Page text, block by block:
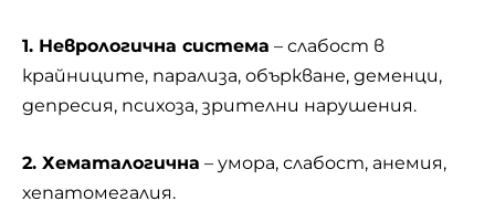
1. Неврологична система – слабост в
крайниците, парализа, объркване, деменци,
депресия, психоза, зрителни нарушения.
2. Хематалогична – умора, слабост, анемия,
хепатомегалия.